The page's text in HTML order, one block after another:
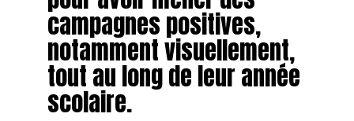
campagnes positives,
notamment visuellement,
tout au long de leur année
scolaire.